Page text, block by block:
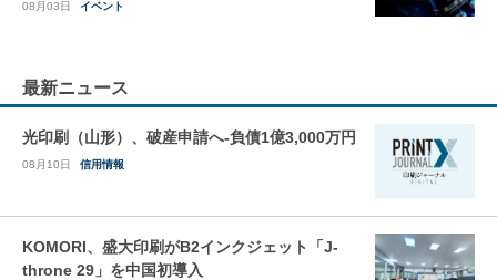
08月03日 イベント
最新ニュース
光印刷（山形）、破産申請へ-負債1億3,000万円
08月10日 信用情報
KOMORI、盛大印刷がB2インクジェット「J-
throne 29」を中国初導入